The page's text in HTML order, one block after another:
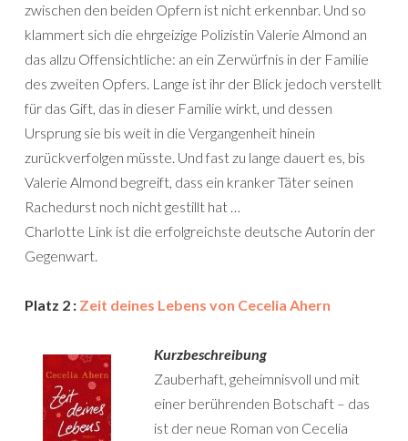
zwischen den beiden Opfern ist nicht erkennbar. Und so
klammert sich die ehrgeizige Polizistin Valerie Almond an
das allzu Offensichtliche: an ein Zerwürfnis in der Familie
des zweiten Opfers. Lange ist ihr der Blick jedoch verstellt
für das Gift, das in dieser Familie wirkt, und dessen
Ursprung sie bis weit in die Vergangenheit hinein
zurückverfolgen müsste. Und fast zu lange dauert es, bis
Valerie Almond begreift, dass ein kranker Täter seinen
Rachedurst noch nicht gestillt hat …
Charlotte Link ist die erfolgreichste deutsche Autorin der
Gegenwart.
Platz 2 : Zeit deines Lebens von Cecelia Ahern
Kurzbeschreibung
Zauberhaft, geheimnisvoll und mit
einer berührenden Botschaft – das
ist der neue Roman von Cecelia